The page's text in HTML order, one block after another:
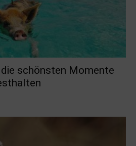
schönsten Momente